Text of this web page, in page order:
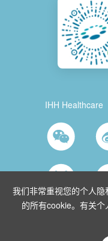
我们非常重视您的个人
的所有cookie。有关
IHH Healthcare
沪卫